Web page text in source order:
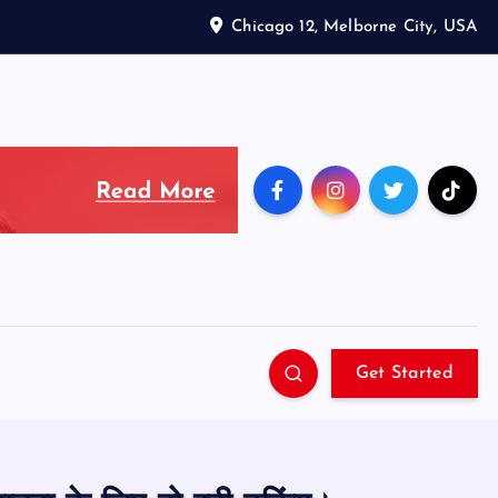
Chicago 12, Melborne City, USA
Get Started